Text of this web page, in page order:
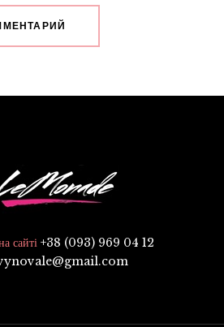
сайті +38 (093) 969 04 12